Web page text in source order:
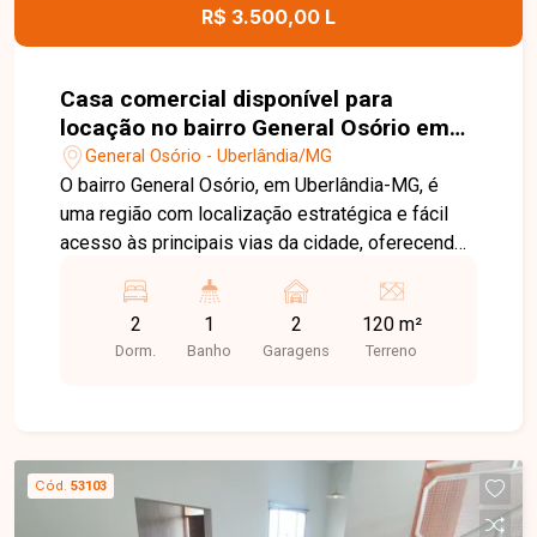
R$ 3.500,00 L
Casa comercial disponível para
locação no bairro General Osório em
Uberlândia-MG
General Osório - Uberlândia/MG
O bairro General Osório, em Uberlândia-MG, é
uma região com localização estratégica e fácil
acesso às principais vias da cidade, oferecendo
proximidade com comércios, serviços e outros
estabelecimentos torna a região uma excelente
opção para instalação de atividades comerciais.
possui Habite-se, proporcionando mais
segurança e regularidade para utilização
comercial. Entre em contato para mais
2
Dorm.
1
Banho
2
Garagens
120 m²
Terreno
Cód. 53103